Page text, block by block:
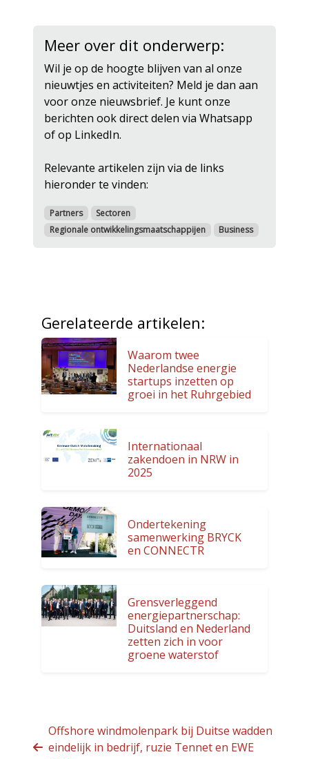
Meer over dit onderwerp:
Wil je op de hoogte blijven van al onze
nieuwtjes en activiteiten? Meld je dan aan
voor onze nieuwsbrief. Je kunt onze
berichten ook direct delen via Whatsapp
of op LinkedIn.
Relevante artikelen zijn via de links
hieronder te vinden:
Partners
Sectoren
Regionale ontwikkelingsmaatschappijen
Business
Gerelateerde artikelen:
Waarom twee
Nederlandse energie
startups inzetten op
groei in het Ruhrgebied
Internationaal
zakendoen in NRW in
2025
Ondertekening
samenwerking BRYCK
en CONNECTR
Grensverleggend
energiepartnerschap:
Duitsland en Nederland
zetten zich in voor
groene waterstof
Offshore windmolenpark bij Duitse wadden
eindelijk in bedrijf, ruzie Tennet en EWE